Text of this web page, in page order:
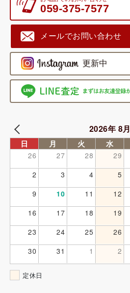
059-375-7577
メールでお問い合わせ
2026年 8月
日 月 火 水
26 27 28 29
2
3 4 5
9
10 11 12
16
17 18 19
23
24 25 26
30
31 1 2
定休日